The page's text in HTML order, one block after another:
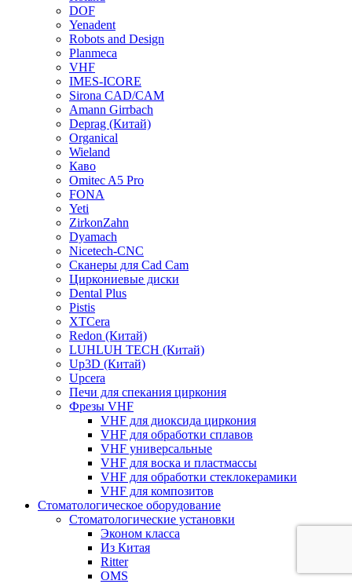
DOF
Yenadent
Robots and Design
Planmeca
VHF
IMES-ICORE
Sirona CAD/CAM
Amann Girrbach
Deprag (Китай)
Organical
Wieland
Каво
Omitec A5 Pro
FONA
Yeti
ZirkonZahn
Dyamach
Nicetech-CNC
Сканеры для Cad Cam
Циркониевые диски
Dental Plus
Pistis
XTCera
Redon (Китай)
LUHLUH TECH (Китай)
Up3D (Китай)
Upcera
Печи для спекания циркония
Фрезы VHF
VHF для диоксида циркония
VHF для обработки сплавов
VHF универсальные
VHF для воска и пластмассы
VHF для обработки стеклокерамики
VHF для композитов
Стоматологическое оборудование
Стоматологические установки
Эконом класса
Из Китая
Ritter
OMS